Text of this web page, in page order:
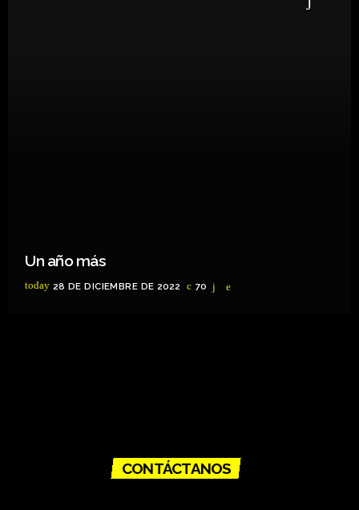
Un año más
today 28 DE DICIEMBRE DE 2022 70
CONTÁCTANOS